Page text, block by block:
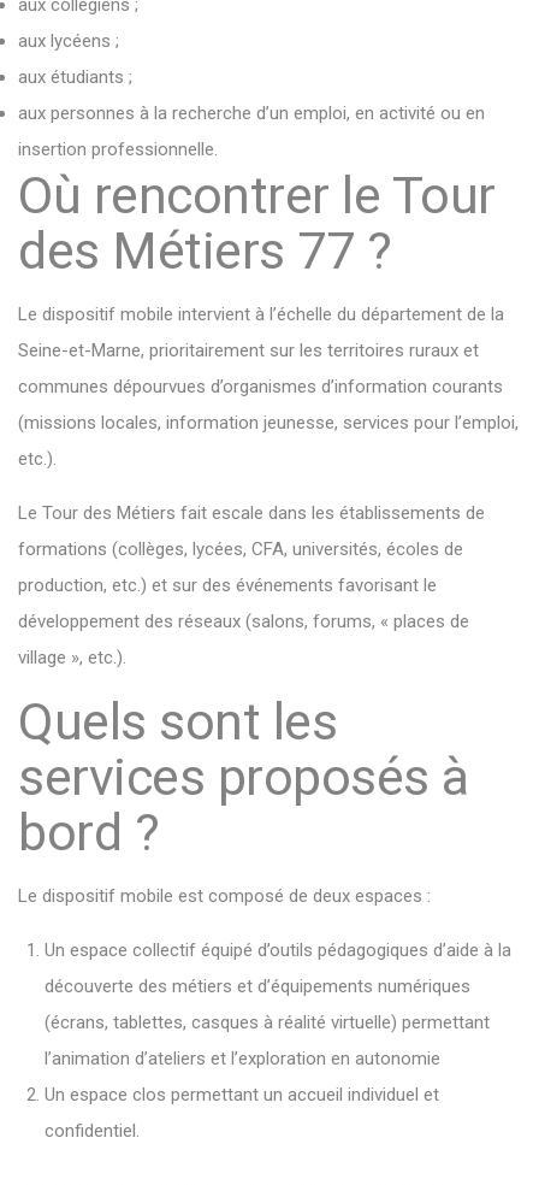
aux collégiens ;
aux lycéens ;
aux étudiants ;
aux personnes à la recherche d’un emploi, en activité ou en
insertion professionnelle.
Où rencontrer le Tour
des Métiers 77 ?
Le dispositif mobile intervient à l’échelle du département de la
Seine-et-Marne, prioritairement sur les territoires ruraux et
communes dépourvues d’organismes d’information courants
(missions locales, information jeunesse, services pour l’emploi,
etc.).
Le Tour des Métiers fait escale dans les établissements de
formations (collèges, lycées, CFA, universités, écoles de
production, etc.) et sur des événements favorisant le
développement des réseaux (salons, forums, « places de
village », etc.).
Quels sont les
services proposés à
bord ?
Le dispositif mobile est composé de deux espaces :
Un espace collectif équipé d’outils pédagogiques d’aide à la
découverte des métiers et d’équipements numériques
(écrans, tablettes, casques à réalité virtuelle) permettant
l’animation d’ateliers et l’exploration en autonomie
Un espace clos permettant un accueil individuel et
confidentiel.